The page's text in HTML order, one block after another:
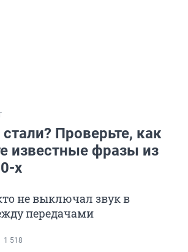
Проверьте, как
известные фразы из
х
не выключал звук в
передачами
1 518